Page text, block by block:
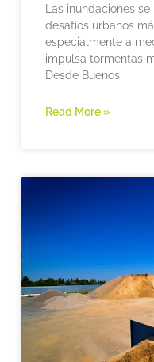
Las inundaciones
desafíos urbanos
especialmente a
impulsa tormentas
Desde Buenos
Read More »